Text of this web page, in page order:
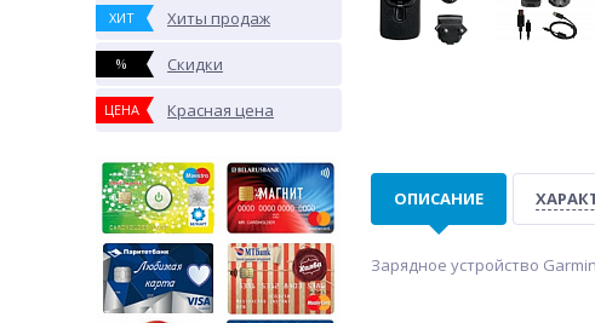
ХИТ Хиты продаж
% Скидки
ЦЕНА Красная цена
ОПИСАНИЕ
Зарядное устройство